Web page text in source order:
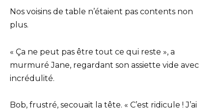
Nos voisins de table n’étaient pas contents non
plus.
« Ça ne peut pas être tout ce qui reste », a
murmuré Jane, regardant son assiette vide avec
incrédulité.
Bob, frustré, secouait la tête. « C’est ridicule ! J’ai